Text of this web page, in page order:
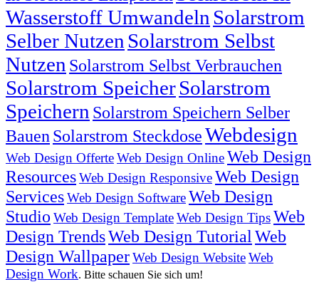
Wasserstoff Umwandeln Solarstrom
Selber Nutzen Solarstrom Selbst
Nutzen Solarstrom Selbst Verbrauchen
Solarstrom SpeicherSolarstrom
Speichern Solarstrom Speichern Selber
Bauen Solarstrom SteckdoseWebdesign
Web Design OfferteWeb Design OnlineWeb Design
ResourcesWeb Design ResponsiveWeb Design
ServicesWeb Design SoftwareWeb Design
Studio Web Design TemplateWeb Design TipsWeb
Design TrendsWeb Design Tutorial Web
Design WallpaperWeb Design WebsiteWeb
Design Work. Bitte schauen Sie sich um!